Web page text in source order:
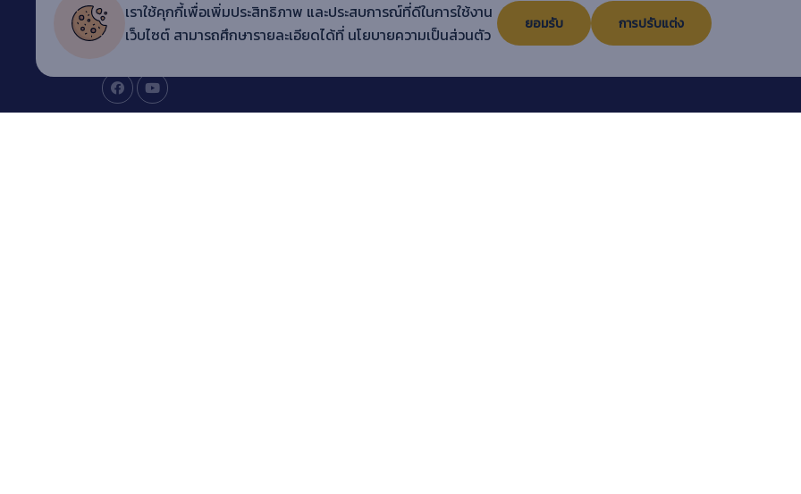
สำนักวิทยบริการและเทคโนโลยีสารสนเทศ มหาวิทยาลัยราชภัฏ
เทพสตรี
Sitemap
คู่มือการใช้งานระบบ
ติดต่อเรา
เราใช้คุกกี้เพื่อเพิ่มประสิทธิภาพ และประสบการณ์ที่ดีในการใช้งาน
เว็บไซต์ สามารถศึกษารายละเอียดได้ที่ นโยบายความเป็นส่วนตัว
ยอมรับ การปรับแต่ง